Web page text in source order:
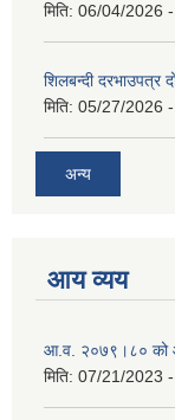
मिति: 06/04/2026
शिलबन्दी दरभाउपत्र
मिति: 05/27/2026
अन्य
आय व्यय
आ.व. २०७९।८० को
मिति: 07/21/2023